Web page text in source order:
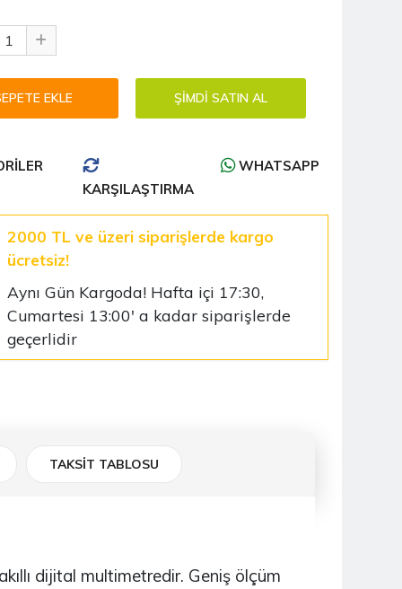
KARŞILAŞTIRMA
WHATSAPP
2000 TL ve üzeri siparişlerde kargo
ücretsiz!
Aynı Gün Kargoda! Hafta içi 17:30,
Cumartesi 13:00' a kadar siparişlerde
geçerlidir
TAKSİT TABLOSU
dijital multimetredir. Geniş ölçüm